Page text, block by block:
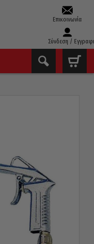
Επικοινωνία
Σύνδεση /